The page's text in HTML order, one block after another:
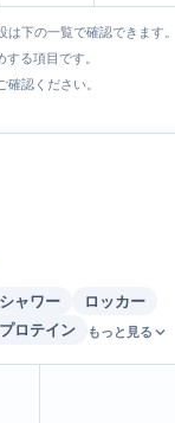
下の一覧で確認できます。
る項目です。
認ください。
シャワー
ロッカー
プロテイン もっと見る